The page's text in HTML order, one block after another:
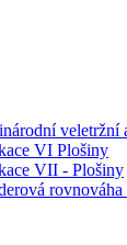
veletržní
VI Plošiny
VII - Plošiny
rovnováha